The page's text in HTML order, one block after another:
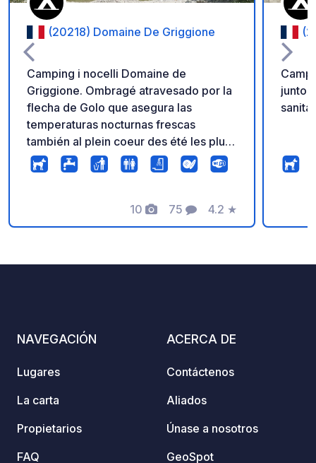
(20218) Domaine De Griggione
Camping i nocelli Domaine de
Griggione. Ombragé atravesado por la
flecha de Golo que asegura las
temperaturas nocturnas frescas
también al plein coeur des été les plus
chauds plages et baignades posibles
au bord du fleuve le Golo. Wifi sur
cassettes toilettes car nous sommes
sur fausse sceptique. PD: sil vous plait:
poubelle. merci
10
Fotos
75
Comentarios
4.2
Calificación
★
junto
NAVEGACIÓN
Lugares
La carta
Propietarios
FAQ
ACERCA DE
Contáctenos
Aliados
Únase a nosotros
GeoSpot